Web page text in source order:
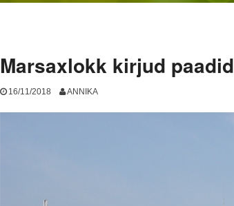
Marsaxlokk kirjud paadid
16/11/2018 ANNIKA